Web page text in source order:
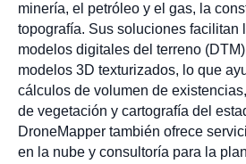
minería, el petróleo y el gas, la
topografía. Sus soluciones facilitan
modelos digitales del terreno
modelos 3D texturizados, lo que
cálculos de volumen de
de vegetación y cartografía del
DroneMapper también ofrece
en la nube y consultoría para la